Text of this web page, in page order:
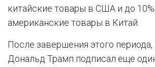
китайские товары в США и до 10%
американские товары в Китай.
После завершения этого периода,
Дональд Трамп подписал еще